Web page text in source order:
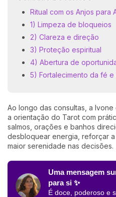
Ritual com os Anjos para
1) Limpeza de bloqueios
2) Clareza e direção
3) Proteção espiritual
4) Abertura de
5) Fortalecimento da fé
Ao longo das consultas, a
a orientação do Tarot com
salmos, orações e banhos
desbloquear energia, reforçar
maior serenidade nas decisões.
Uma mensagem
para si ✨
É doce, poderoso e